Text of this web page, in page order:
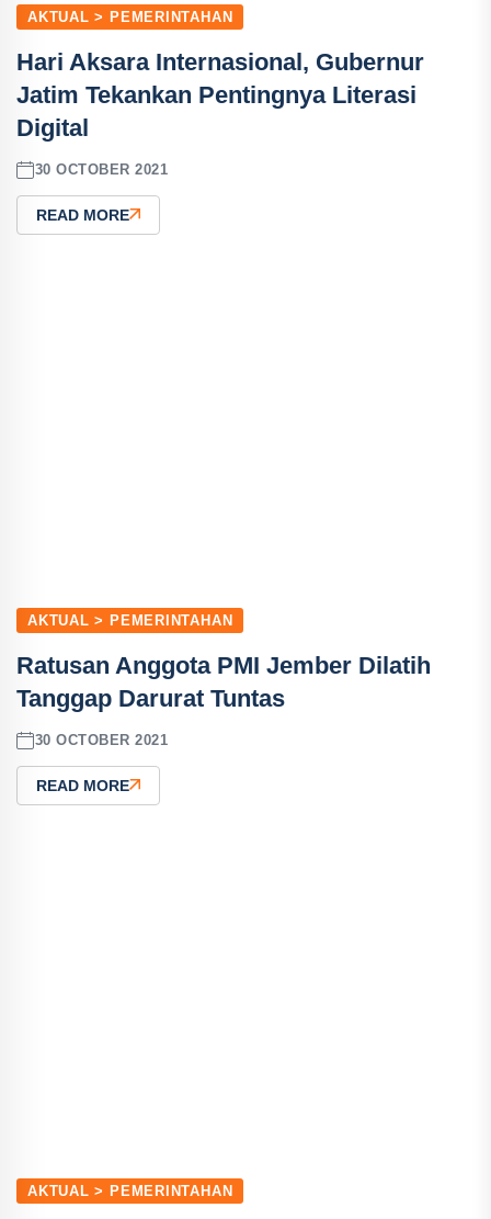
AKTUAL > PEMERINTAHAN
Hari Aksara Internasional, Gubernur
Jatim Tekankan Pentingnya Literasi
Digital
30 OCTOBER 2021
READ MORE
AKTUAL > PEMERINTAHAN
Ratusan Anggota PMI Jember Dilatih
Tanggap Darurat Tuntas
30 OCTOBER 2021
READ MORE
AKTUAL > PEMERINTAHAN